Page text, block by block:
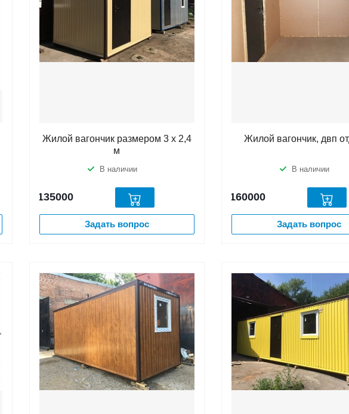
Жилой вагончик размером 3 х 2,4
м
В наличии
135000
Задать вопрос
Жилой вагончик, двп
В наличии
160000
Задать вопрос